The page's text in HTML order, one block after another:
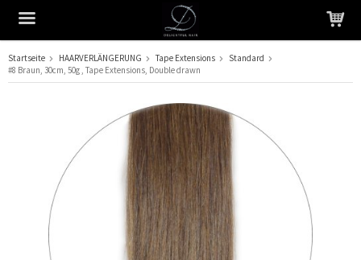
Das Produkt wurde in Ihren Warenkorb gelegt
Startseite HAARVERLÄNGERUNG Tape Extensions
Standard
#8 Braun, 30cm, 50g , Tape Extensions, Double drawn